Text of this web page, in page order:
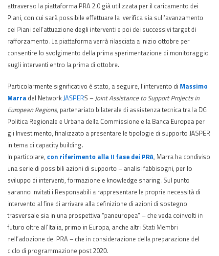
attraverso la piattaforma PRA 2.0 già utilizzata per il caricamento dei
Piani, con cui sarà possibile effettuare la verifica sia sull’avanzamento
dei Piani dell’attuazione degli interventi e poi dei successivi target di
rafforzamento. La piattaforma verrà rilasciata a inizio ottobre per
consentire lo svolgimento della prima sperimentazione di monitoraggio
sugli interventi entro la prima di ottobre.
Particolarmente significativo è stato, a seguire, l’intervento di Massimo
Marra del Network JASPERS – Joint Assistance to Support Projects in
European Regions, partenariato bilaterale di assistenza tecnica tra la DG
Politica Regionale e Urbana della Commissione e la Banca Europea per
gli Investimento, finalizzato a presentare le tipologie di supporto JASPER
in tema di capacity building.
In particolare, con riferimento alla II fase dei PRA, Marra ha condiviso
una serie di possibili azioni di supporto – analisi fabbisogni, per lo
sviluppo di interventi, formazione e knowledge sharing. Sul punto
saranno invitati i Responsabili a rappresentare le proprie necessità di
intervento al fine di arrivare alla definizione di azioni di sostegno
trasversale sia in una prospettiva “paneuropea” – che veda coinvolti in
futuro oltre all’Italia, primo in Europa, anche altri Stati Membri
nell’adozione dei PRA – che in considerazione della preparazione del
ciclo di programmazione post 2020.